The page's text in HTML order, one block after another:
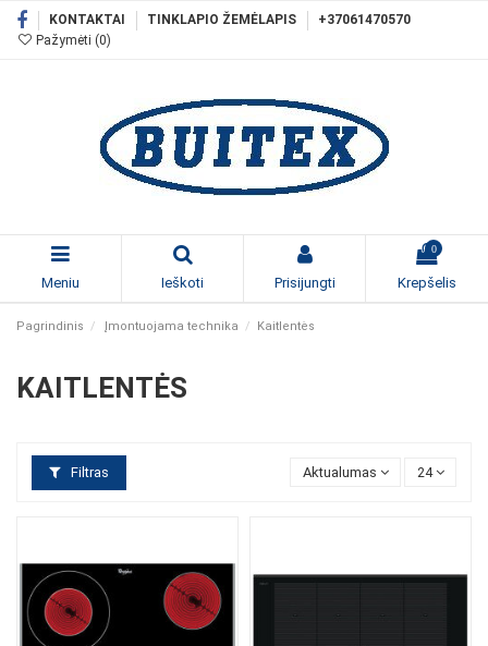
KONTAKTAI TINKLAPIO ŽEMĖLAPIS
+37061470570
Pažymėti (0)
Meniu Ieškoti Prisijungti
0
Krepšelis
Pagrindinis Įmontuojama technika Kaitlentės
KAITLENTĖS
Filtras Aktualumas 24